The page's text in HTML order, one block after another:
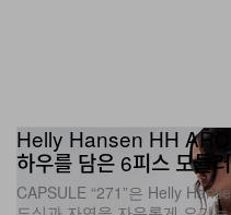
하우를 담은 6피스 모듈
CAPSULE “271”은 Helly
도심과 자연을 자유롭게 오가
아우터웨어 라인업을 선보인다.